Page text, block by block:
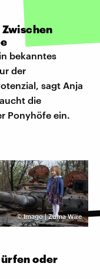
bekanntes
der
sagt Anja
die
Ponyhöfe ein.
©Imago | Zuma Wire
oder